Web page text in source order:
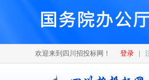
欢迎来到四川招投标网！ 登录